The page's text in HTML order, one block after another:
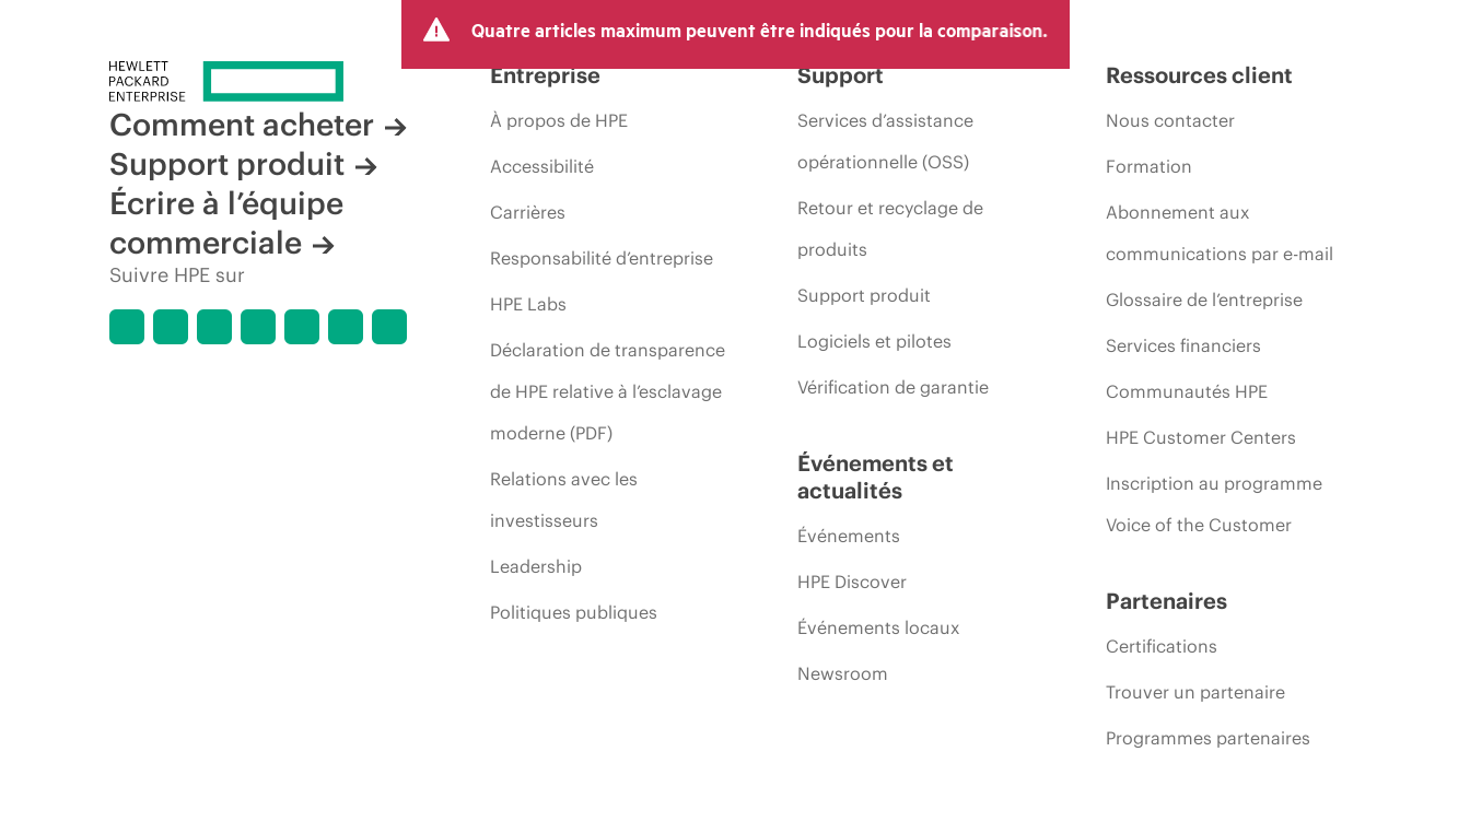
produit, la disponibilité restreinte d’un produit, la fin d’une période de promotion et des erreurs dans les publicités.
Quatre articles maximum peuvent être indiqués pour la comparaison.
Comment acheter
Support produit
Écrire à l’équipe
commerciale
Suivre HPE sur
Entreprise
À propos de HPE
Accessibilité
Carrières
Responsabilité d’entreprise
HPE Labs
Déclaration de transparence
de HPE relative à l’esclavage
moderne (PDF)
Relations avec les
investisseurs
Leadership
Politiques publiques
Support
Services d’assistance
opérationnelle (OSS)
Retour et recyclage de
produits
Support produit
Logiciels et pilotes
Vérification de garantie
Événements et
actualités
Événements
HPE Discover
Événements locaux
Newsroom
Ressources client
Nous contacter
Formation
Abonnement aux
communications par e-mail
Glossaire de l’entreprise
Services financiers
Communautés HPE
HPE Customer Centers
Inscription au programme
Voice of the Customer
Partenaires
Certifications
Trouver un partenaire
Programmes partenaires